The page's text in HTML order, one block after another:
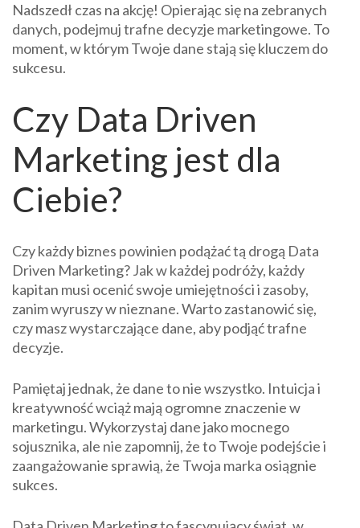
Nadszedł czas na akcję! Opierając się na zebranych
danych, podejmuj trafne decyzje marketingowe. To
moment, w którym Twoje dane stają się kluczem do
sukcesu.
Czy Data Driven
Marketing jest dla
Ciebie?
Czy każdy biznes powinien podążać tą drogą Data
Driven Marketing? Jak w każdej podróży, każdy
kapitan musi ocenić swoje umiejętności i zasoby,
zanim wyruszy w nieznane. Warto zastanowić się,
czy masz wystarczające dane, aby podjąć trafne
decyzje.
Pamiętaj jednak, że dane to nie wszystko. Intuicja i
kreatywność wciąż mają ogromne znaczenie w
marketingu. Wykorzystaj dane jako mocnego
sojusznika, ale nie zapomnij, że to Twoje podejście i
zaangażowanie sprawią, że Twoja marka osiągnie
sukces.